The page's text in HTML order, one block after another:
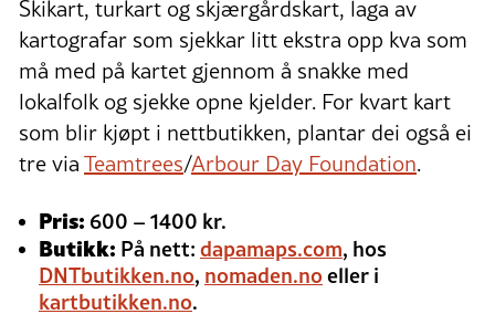
Skikart, turkart og skjærgårdskart, laga av
kartografar som sjekkar litt ekstra opp kva som
må med på kartet gjennom å snakke med
lokalfolk og sjekke opne kjelder. For kvart kart
som blir kjøpt i nettbutikken, plantar dei også ei
tre viaTeamtrees/Arbour Day Foundation.
Pris: 600 – 1400 kr.
Butikk: På nett:dapamaps.com, hos
DNTbutikken.no, nomaden.noeller i
kartbutikken.no.